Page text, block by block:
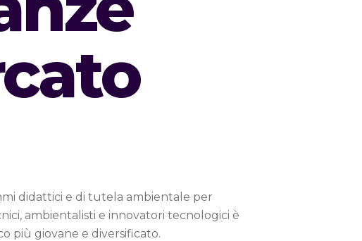
didattici e di tutela ambientale per
ambientalisti e innovatori tecnologici è
più giovane e diversificato.